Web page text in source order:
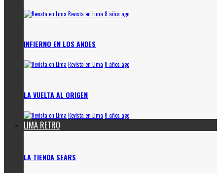
Revista en Lima 8 años ago
INFIERNO EN LOS ANDES
Revista en Lima 8 años ago
LA VUELTA AL ORIGEN
Revista en Lima 8 años ago
LIMA RETRO
LA TIENDA SEARS